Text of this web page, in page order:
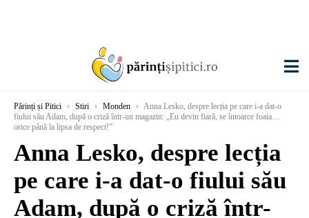
Părinți și Pitici › Stiri › Monden › Anna Lesko, despre lecția pe care i-a dat-o
fiului său Adam, după o criză într-un magazin: „Eu devin fiară, se întoarce foaia…
orice până la lipsa de respect!”
Anna Lesko, despre lecția
pe care i-a dat-o fiului său
Adam, după o criză într-